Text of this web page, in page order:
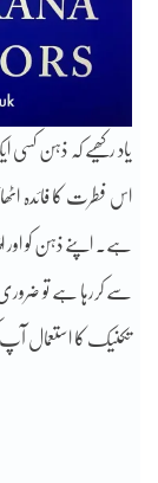
یاد رکھیے کہ ذہن کسی
اس فطرت کا فائدہ
ہے۔ اپنے ذہن کو
سے کررہا ہے تو
تکنیک کا استعمال آپ